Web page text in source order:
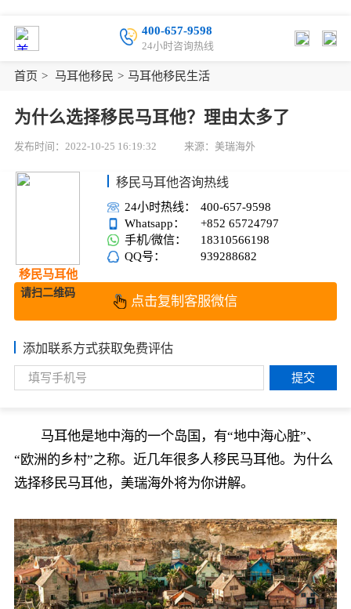
400-657-9598
24小时咨询热线
首页 > 马耳他移民 > 马耳他移民生活
为什么选择移民马耳他？理由太多了
发布时间：2022-10-25 16:19:32 来源：美瑞海外
移民马耳他
请扫二维码
移民马耳他咨询热线
24小时热线：
400-657-9598
Whatsapp：
+852 65724797
手机/微信：
18310566198
QQ号：
939288682
点击复制客服微信
添加联系方式获取免费评估
提交
马耳他是地中海的一个岛国，有“地中海心脏”、
“欧洲的乡村”之称。近几年很多人移民马耳他。为什么
选择移民马耳他，美瑞海外将为你讲解。